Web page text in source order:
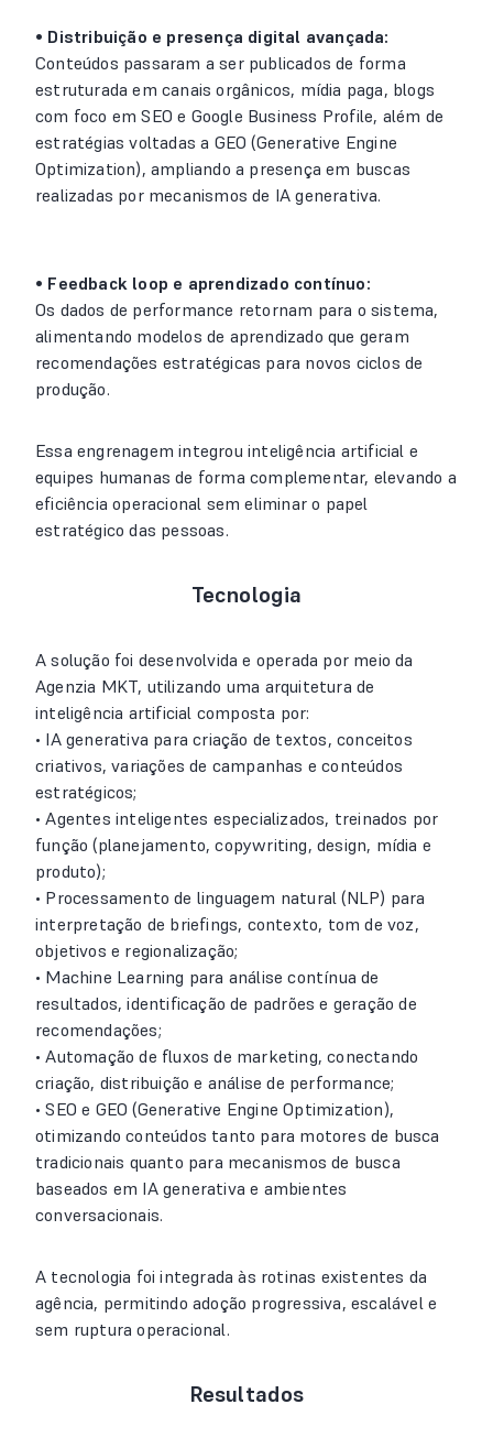
• Distribuição e presença digital avançada:
Conteúdos passaram a ser publicados de forma
estruturada em canais orgânicos, mídia paga, blogs
com foco em SEO e Google Business Profile, além de
estratégias voltadas a GEO (Generative Engine
Optimization), ampliando a presença em buscas
realizadas por mecanismos de IA generativa.
• Feedback loop e aprendizado contínuo:
Os dados de performance retornam para o sistema,
alimentando modelos de aprendizado que geram
recomendações estratégicas para novos ciclos de
produção.
Essa engrenagem integrou inteligência artificial e
equipes humanas de forma complementar, elevando a
eficiência operacional sem eliminar o papel
estratégico das pessoas.
Tecnologia
A solução foi desenvolvida e operada por meio da
Agenzia MKT, utilizando uma arquitetura de
inteligência artificial composta por:
• IA generativa para criação de textos, conceitos
criativos, variações de campanhas e conteúdos
estratégicos;
• Agentes inteligentes especializados, treinados por
função (planejamento, copywriting, design, mídia e
produto);
• Processamento de linguagem natural (NLP) para
interpretação de briefings, contexto, tom de voz,
objetivos e regionalização;
• Machine Learning para análise contínua de
resultados, identificação de padrões e geração de
recomendações;
• Automação de fluxos de marketing, conectando
criação, distribuição e análise de performance;
• SEO e GEO (Generative Engine Optimization),
otimizando conteúdos tanto para motores de busca
tradicionais quanto para mecanismos de busca
baseados em IA generativa e ambientes
conversacionais.
A tecnologia foi integrada às rotinas existentes da
agência, permitindo adoção progressiva, escalável e
sem ruptura operacional.
Resultados